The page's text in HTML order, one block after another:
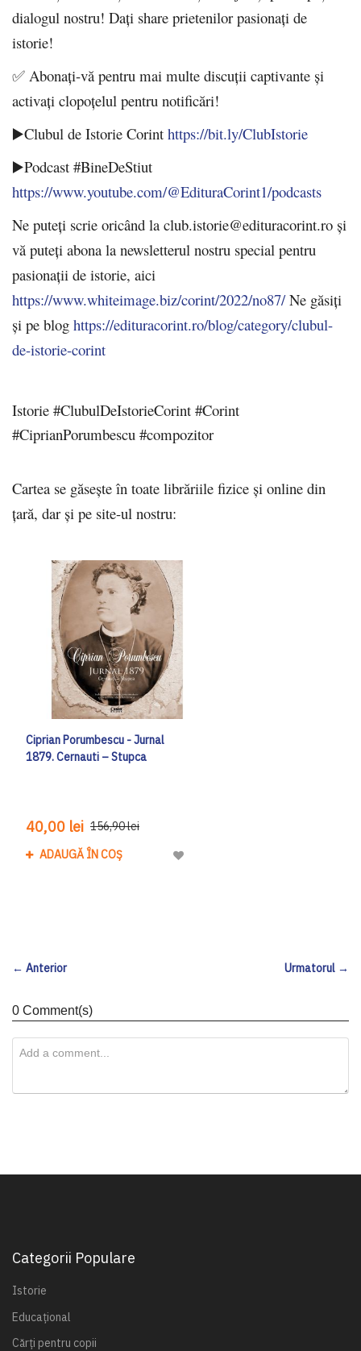
dialogul nostru! Dați share prietenilor pasionați de
istorie!
✅ Abonați-vă pentru mai multe discuții captivante și
activați clopoțelul pentru notificări!
▶️Clubul de Istorie Corint https://bit.ly/ClubIstorie
▶️Podcast #BineDeStiut
https://www.youtube.com/@EdituraCorint1/podcasts
Ne puteți scrie oricând la club.istorie@edituracorint.ro și
vă puteți abona la newsletterul nostru special pentru
pasionații de istorie, aici
https://www.whiteimage.biz/corint/2022/no87/Ne găsiți
și pe blog https://edituracorint.ro/blog/category/clubul-
de-istorie-corint
Istorie #ClubulDeIstorieCorint #Corint
#CiprianPorumbescu #compozitor
Cartea se găsește în toate librăriile fizice și online din
țară, dar și pe site-ul nostru:
Ciprian Porumbescu - Jurnal
1879. Cernauti – Stupca
40,00 lei 156,90 lei
ADAUGĂ ÎN COȘ
Adaugă la Lista de Dorinte
← Anterior Urmatorul →
0 Comment(s)
Categorii Populare
Istorie
Educațional
Cărți pentru copii